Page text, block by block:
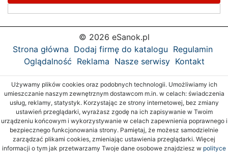
© 2026 eSanok.pl
Strona główna Dodaj firmę do katalogu Regulamin
Oglądalność Reklama Nasze serwisy Kontakt
Używamy plików cookies oraz podobnych technologii. Umożliwiamy ich
umieszczanie naszym zewnętrznym dostawcom m.in. w celach: świadczenia
usług, reklamy, statystyk. Korzystając ze strony internetowej, bez zmiany
ustawień przeglądarki, wyrażasz zgodę na ich zapisywanie w Twoim
urządzeniu końcowym i wykorzystywanie w celach zapewnienia poprawnego i
bezpiecznego funkcjonowania strony. Pamiętaj, że możesz samodzielnie
zarządzać plikami cookies, zmieniając ustawienia przeglądarki. Więcej
informacji o tym jak przetwarzamy Twoje dane osobowe znajdziesz w polityce